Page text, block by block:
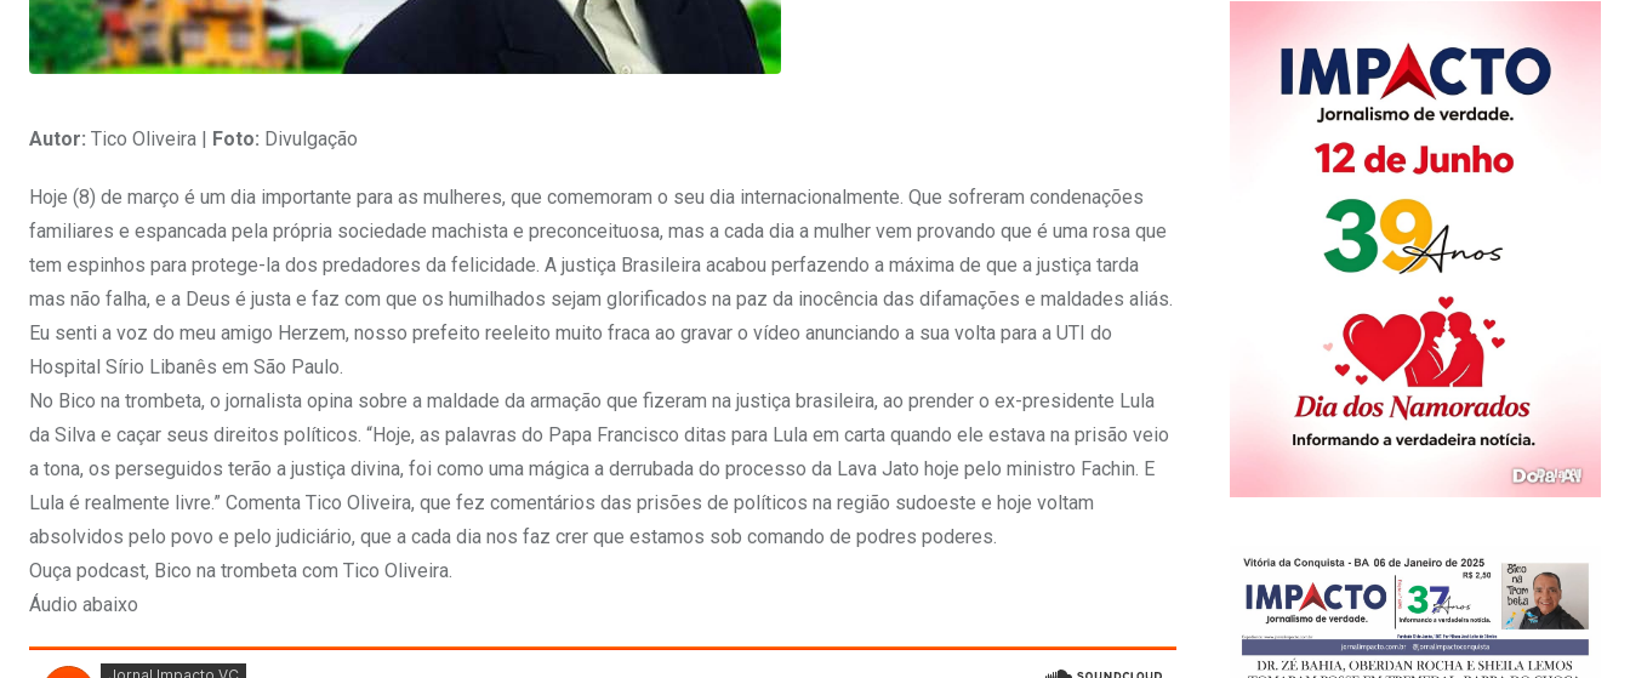
Autor: Tico Oliveira | Foto: Divulgação
Hoje (8) de março é um dia importante para as mulheres, que comemoram o seu dia internacionalmente. Que sofreram condenações
familiares e espancada pela própria sociedade machista e preconceituosa, mas a cada dia a mulher vem provando que é uma rosa que
tem espinhos para protege-la dos predadores da felicidade. A justiça Brasileira acabou perfazendo a máxima de que a justiça tarda
mas não falha, e a Deus é justa e faz com que os humilhados sejam glorificados na paz da inocência das difamações e maldades aliás.
Eu senti a voz do meu amigo Herzem, nosso prefeito reeleito muito fraca ao gravar o vídeo anunciando a sua volta para a UTI do
Hospital Sírio Libanês em São Paulo.
No Bico na trombeta, o jornalista opina sobre a maldade da armação que fizeram na justiça brasileira, ao prender o ex-presidente Lula
da Silva e caçar seus direitos políticos. “Hoje, as palavras do Papa Francisco ditas para Lula em carta quando ele estava na prisão veio
a tona, os perseguidos terão a justiça divina, foi como uma mágica a derrubada do processo da Lava Jato hoje pelo ministro Fachin. E
Lula é realmente livre.” Comenta Tico Oliveira, que fez comentários das prisões de políticos na região sudoeste e hoje voltam
absolvidos pelo povo e pelo judiciário, que a cada dia nos faz crer que estamos sob comando de podres poderes.
Ouça podcast, Bico na trombeta com Tico Oliveira.
Áudio abaixo